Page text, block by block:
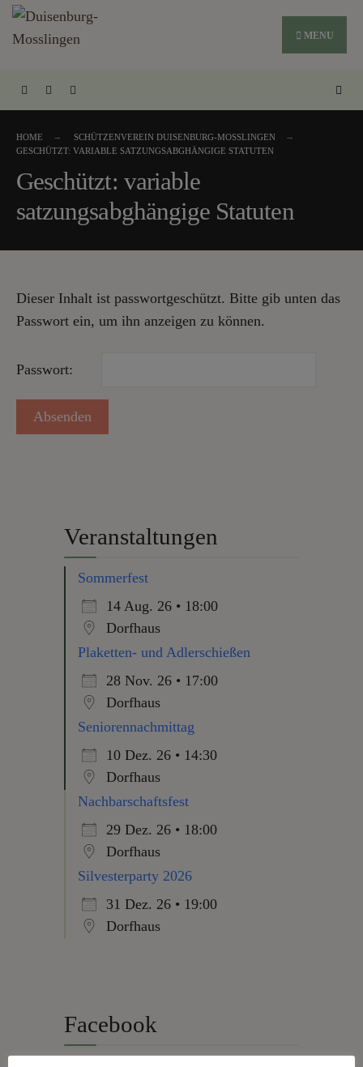
MENU
HOME
SCHÜTZENVEREIN DUISENBURG-MOSSLINGEN
GESCHÜTZT: VARIABLE SATZUNGSABGHÄNGIGE STATUTEN
Geschützt: variable
satzungsabghängige Statuten
Dieser Inhalt ist passwortgeschützt. Bitte gib unten das
Passwort ein, um ihn anzeigen zu können.
Passwort:
Veranstaltungen
Sommerfest
14 Aug. 26 • 18:00
Dorfhaus
Plaketten- und Adlerschießen
28 Nov. 26 • 17:00
Dorfhaus
Seniorennachmittag
10 Dez. 26 • 14:30
Dorfhaus
Nachbarschaftsfest
29 Dez. 26 • 18:00
Dorfhaus
Silvesterparty 2026
31 Dez. 26 • 19:00
Dorfhaus
Facebook